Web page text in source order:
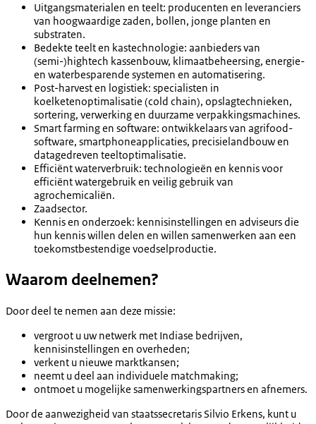
Uitgangsmaterialen en teelt: producenten en leveranciers
van hoogwaardige zaden, bollen, jonge planten en
substraten.
Bedekte teelt en kastechnologie: aanbieders van
(semi-)hightech kassenbouw, klimaatbeheersing, energie-
en waterbesparende systemen en automatisering.
Post-harvest en logistiek: specialisten in
koelketenoptimalisatie (cold chain), opslagtechnieken,
sortering, verwerking en duurzame verpakkingsmachines.
Smart farming en software: ontwikkelaars van agrifood-
software, smartphoneapplicaties, precisielandbouw en
datagedreven teeltoptimalisatie.
Efficiënt waterverbruik: technologieën en kennis voor
efficiënt watergebruik en veilig gebruik van
agrochemicaliën.
Zaadsector.
Kennis en onderzoek: kennisinstellingen en adviseurs die
hun kennis willen delen en willen samenwerken aan een
toekomstbestendige voedselproductie.
Waarom deelnemen?
Door deel te nemen aan deze missie:
vergroot u uw netwerk met Indiase bedrijven,
kennisinstellingen en overheden;
verkent u nieuwe marktkansen;
neemt u deel aan individuele matchmaking;
ontmoet u mogelijke samenwerkingspartners en afnemers.
Door de aanwezigheid van staatssecretaris Silvio Erkens, kunt u